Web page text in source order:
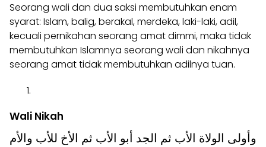
Seorang wali dan dua saksi membutuhkan enam
syarat: Islam, balig, berakal, merdeka, laki-laki, adil,
kecuali pernikahan seorang amat dimmi, maka tidak
membutuhkan Islamnya seorang wali dan nikahnya
seorang amat tidak membutuhkan adilnya tuan.
Wali Nikah
وأولى الولاة الأب ثم الجد أبو الأب ثم الأخ للأب والأم